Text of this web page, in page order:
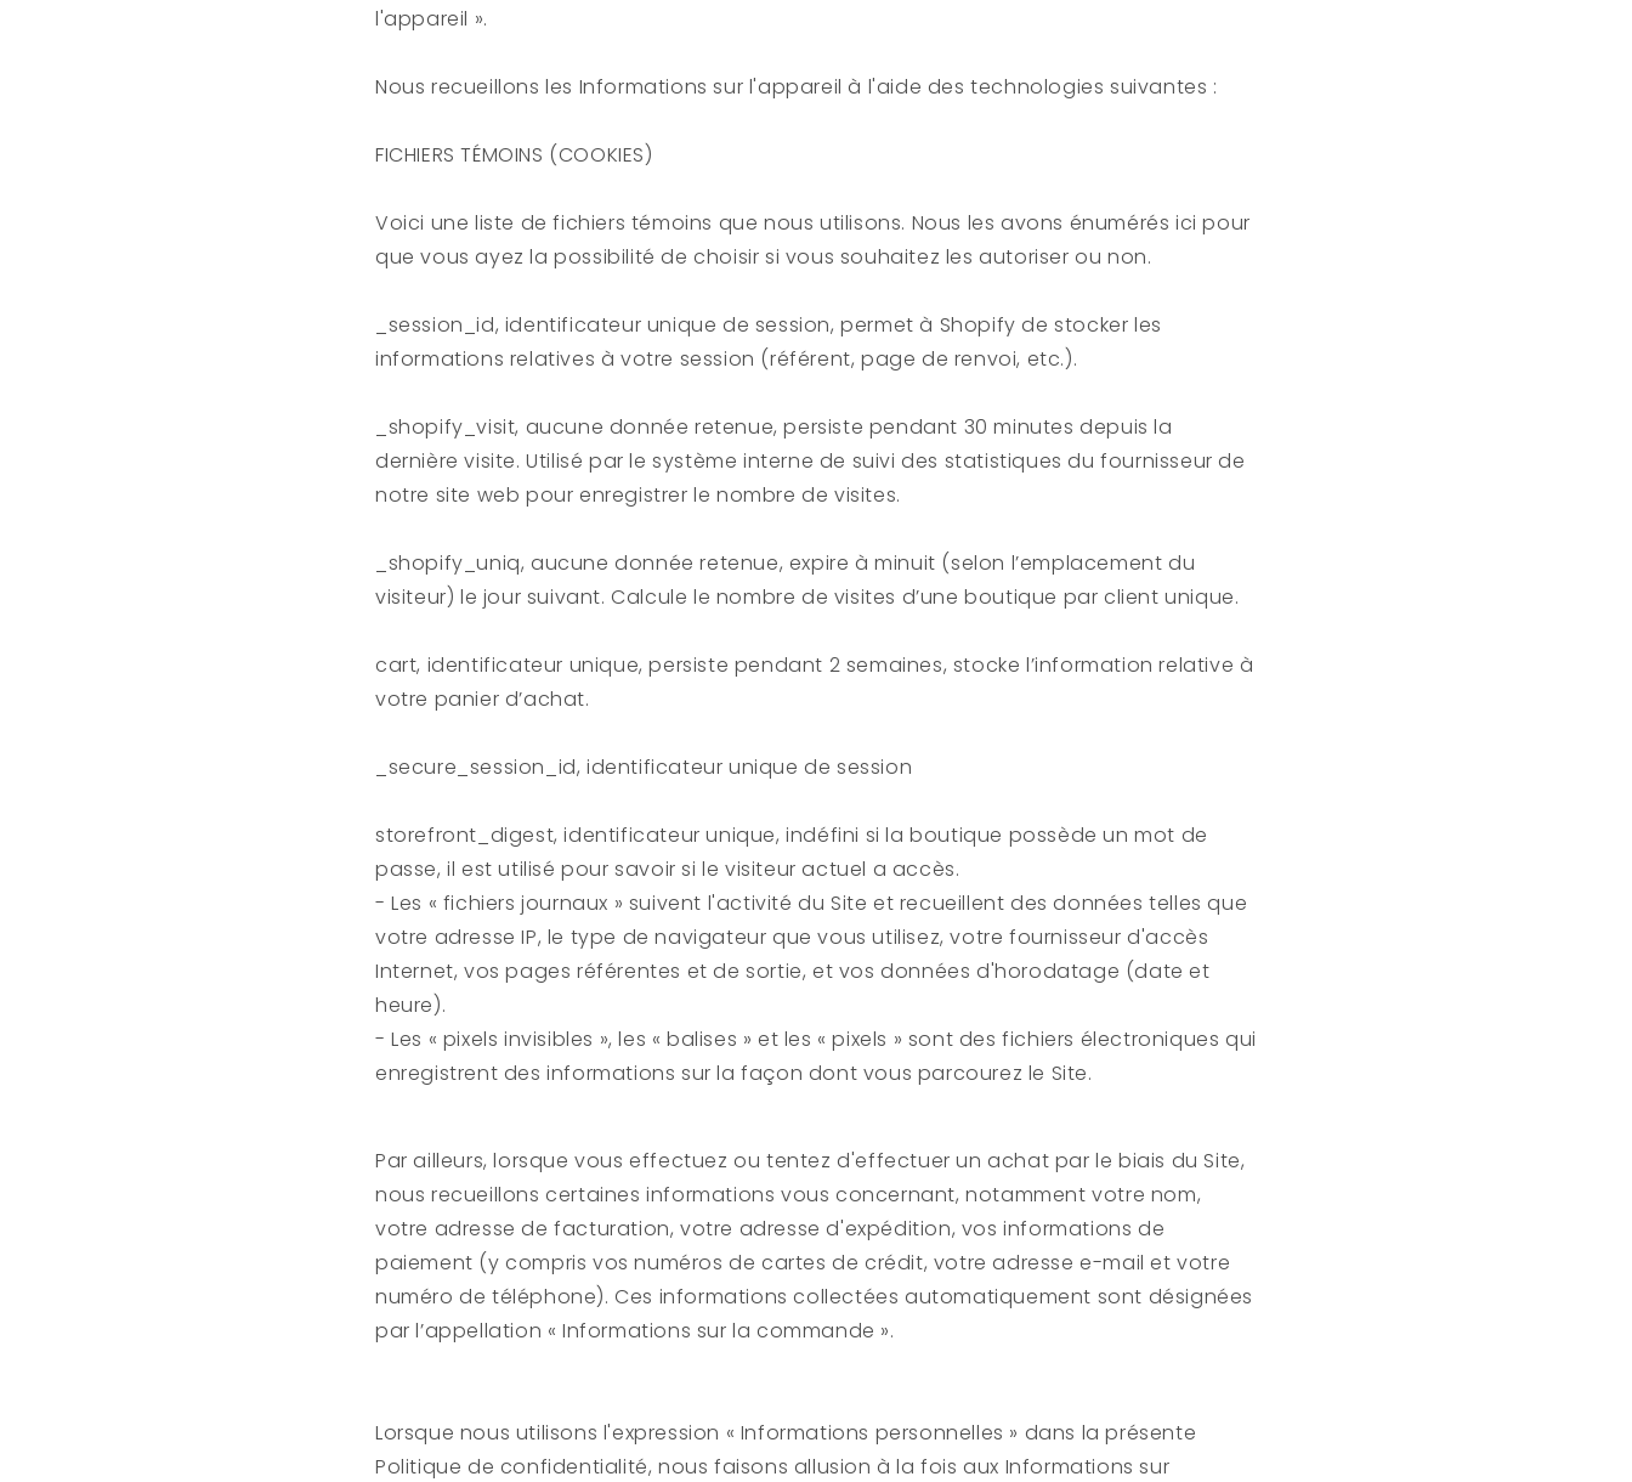
l'appareil ».
Nous recueillons les Informations sur l'appareil à l'aide des technologies suivantes :
FICHIERS TÉMOINS (COOKIES)
Voici une liste de fichiers témoins que nous utilisons. Nous les avons énumérés ici pour
que vous ayez la possibilité de choisir si vous souhaitez les autoriser ou non.
_session_id, identificateur unique de session, permet à Shopify de stocker les
informations relatives à votre session (référent, page de renvoi, etc.).
_shopify_visit, aucune donnée retenue, persiste pendant 30 minutes depuis la
dernière visite. Utilisé par le système interne de suivi des statistiques du fournisseur de
notre site web pour enregistrer le nombre de visites.
_shopify_uniq, aucune donnée retenue, expire à minuit (selon l’emplacement du
visiteur) le jour suivant. Calcule le nombre de visites d’une boutique par client unique.
cart, identificateur unique, persiste pendant 2 semaines, stocke l’information relative à
votre panier d’achat.
_secure_session_id, identificateur unique de session
storefront_digest, identificateur unique, indéfini si la boutique possède un mot de
passe, il est utilisé pour savoir si le visiteur actuel a accès.
- Les « fichiers journaux » suivent l'activité du Site et recueillent des données telles que
votre adresse IP, le type de navigateur que vous utilisez, votre fournisseur d'accès
Internet, vos pages référentes et de sortie, et vos données d'horodatage (date et
heure).
- Les « pixels invisibles », les « balises » et les « pixels » sont des fichiers électroniques qui
enregistrent des informations sur la façon dont vous parcourez le Site.
Par ailleurs, lorsque vous effectuez ou tentez d'effectuer un achat par le biais du Site,
nous recueillons certaines informations vous concernant, notamment votre nom,
votre adresse de facturation, votre adresse d'expédition, vos informations de
paiement (y compris vos numéros de cartes de crédit, votre adresse e-mail et votre
numéro de téléphone). Ces informations collectées automatiquement sont désignées
par l’appellation « Informations sur la commande ».
Lorsque nous utilisons l'expression « Informations personnelles » dans la présente
Politique de confidentialité, nous faisons allusion à la fois aux Informations sur